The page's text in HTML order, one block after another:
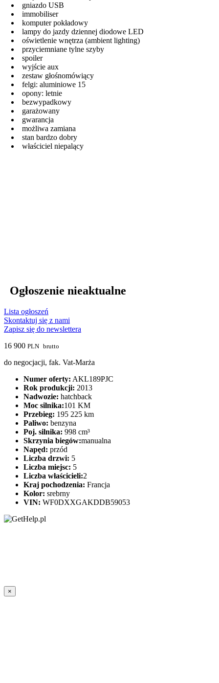
gniazdo USB
immobiliser
komputer pokładowy
lampy do jazdy dziennej diodowe LED
oświetlenie wnętrza (ambient lighting)
przyciemniane tylne szyby
spoiler
wyjście aux
zestaw głośnomówiący
felgi: aluminiowe 15
opony: letnie
bezwypadkowy
garażowany
gwarancja
możliwa zamiana
stan bardzo dobry
właściciel niepalący
Ogłoszenie nieaktualne
Lista ogłoszeń
Skontaktuj się z nami
Zapisz się do newslettera
16 900 PLN brutto
do negocjacji, fak. Vat-Marża
Numer oferty: AKL189PJC
Rok produkcji: 2013
Nadwozie: hatchback
Moc silnika:101 KM
Przebieg: 195 225 km
Paliwo: benzyna
Poj. silnika: 998 cm³
Skrzynia biegów:manualna
Napęd: przód
Liczba drzwi: 5
Liczba miejsc: 5
Liczba właścicieli:2
Kraj pochodzenia: Francja
Kolor: srebrny
VIN: WF0DXXGAKDDB59053
×